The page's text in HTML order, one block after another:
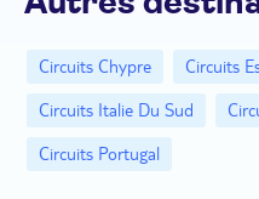
splendeurs architecturales de
vous amènent aux quatre coins
plaisir sont garantis.
Visiter la Sardaigne pour ses
sable blanc aux parcs
Circuits Chypre Circuits
Circuits Italie Du Sud
Circuits Portugal